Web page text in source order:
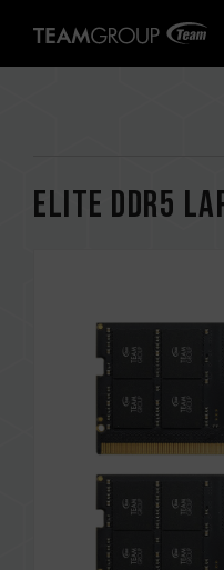
ELITE DDR5